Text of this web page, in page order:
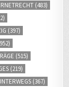
(483)
(397)
(515)
(219)
(367)